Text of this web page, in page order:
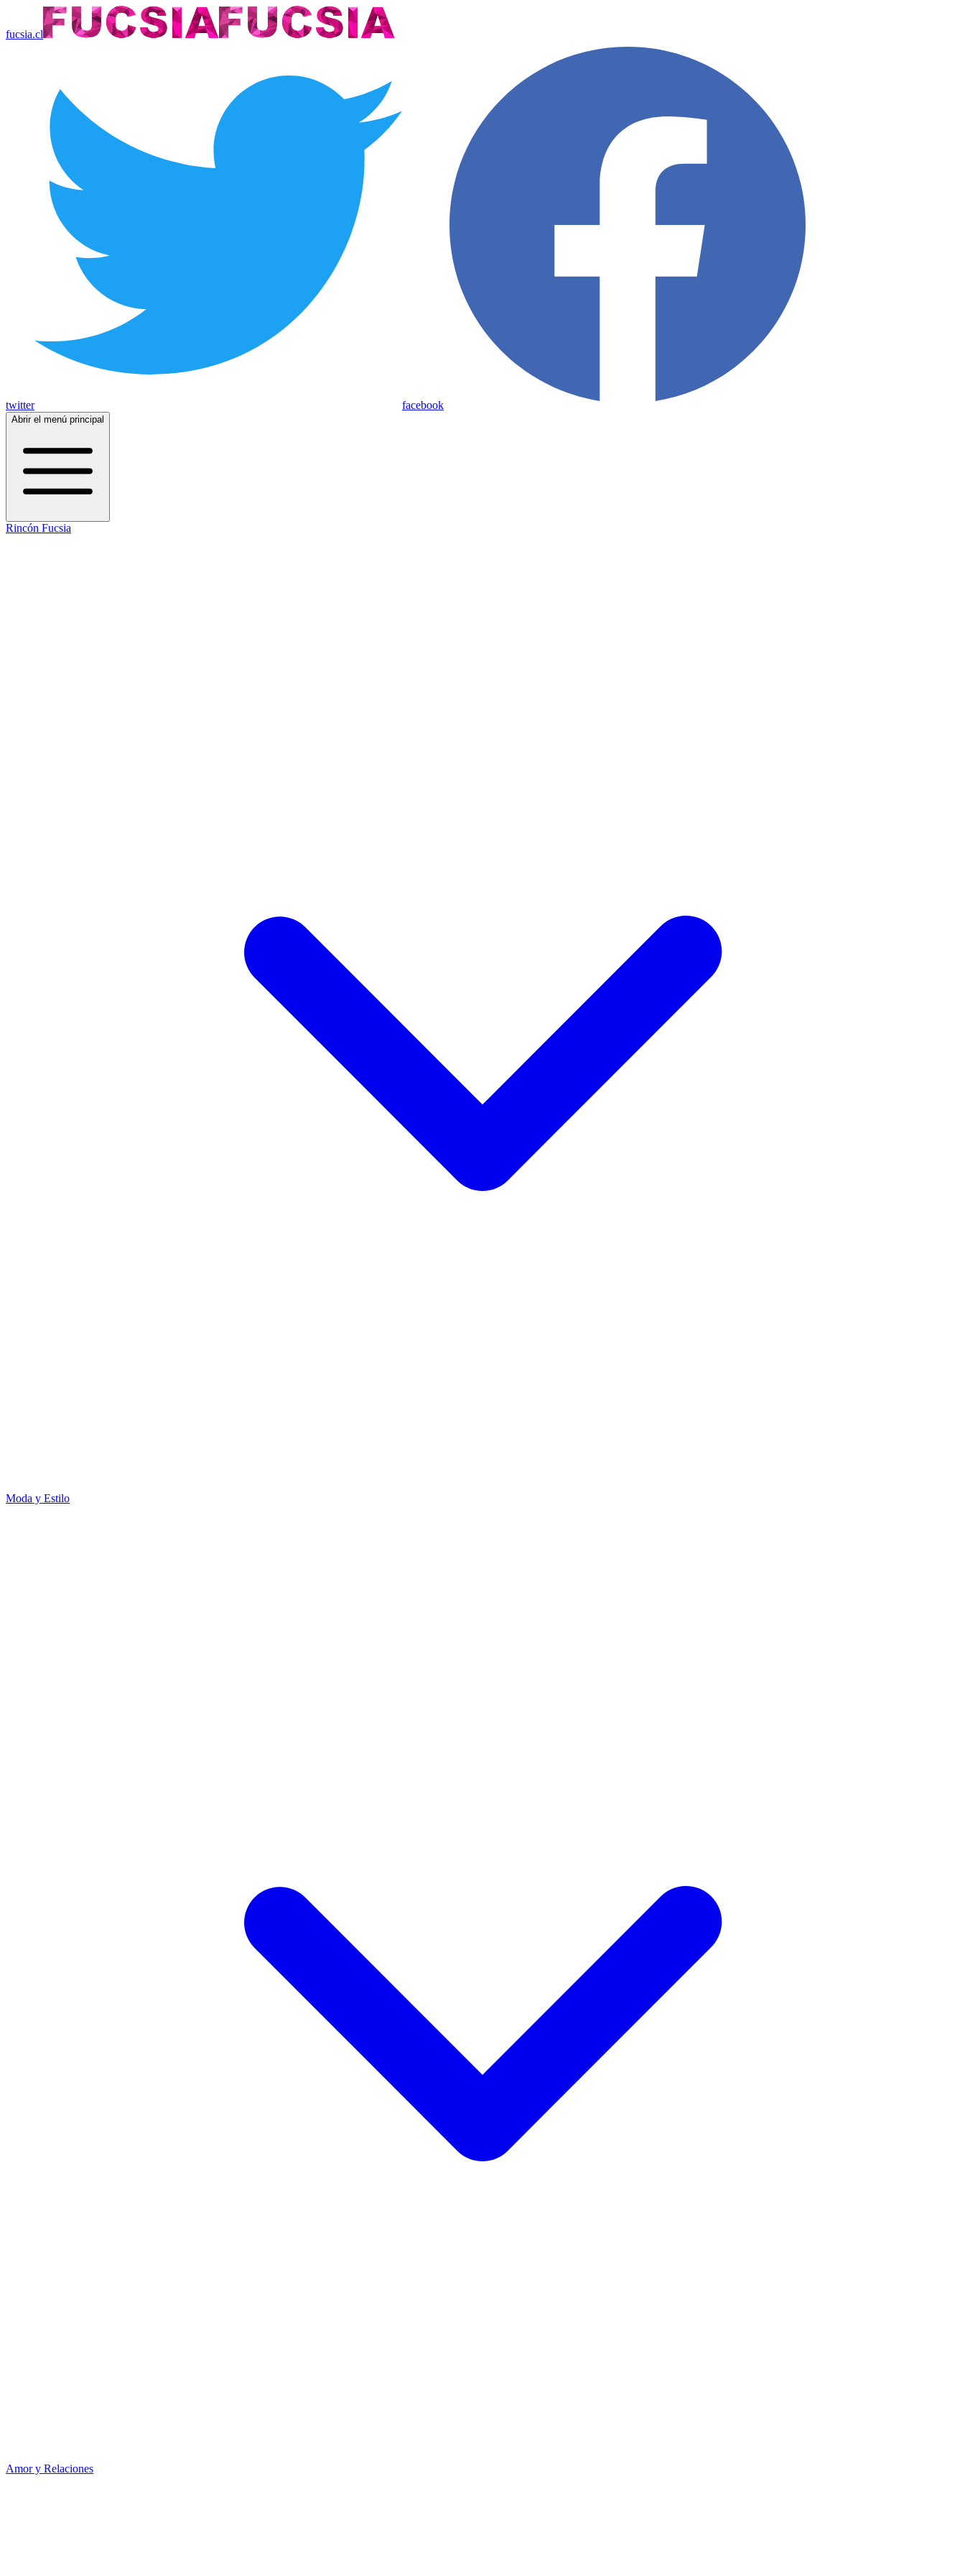
fucsia.cl
twitter facebook
Abrir el menú principal
Rincón Fucsia
Moda y Estilo
Amor y Relaciones